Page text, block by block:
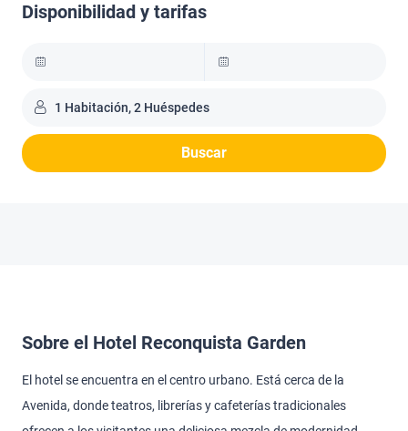
Disponibilidad y tarifas
1 Habitación, 2 Huéspedes
Buscar
Sobre el Hotel Reconquista Garden
El hotel se encuentra en el centro urbano. Está cerca de la
Avenida, donde teatros, librerías y cafeterías tradicionales